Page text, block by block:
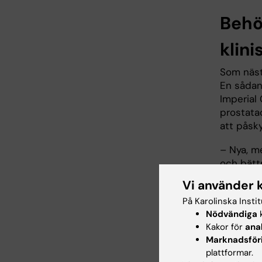
Som
En
Imperial
att
– Nya,
och
minska
Mikael
Vi använder
På Karolinska
Nödvändiga
Kakor för
plattformar.